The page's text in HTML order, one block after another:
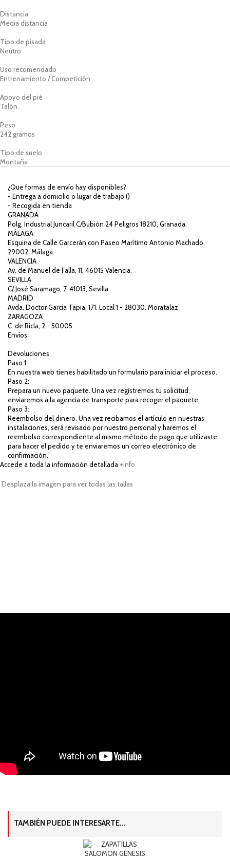
Distancia
Media distancia
Tipo de pisada
Neutro
Uso recomendado
Entrenamiento / Competición
Apoyo del pié
Talón
Peso
242 gramos
Tipo de suelo
Montaña
¿Que formas de envío hay disponibles?
- Entrega a domicilio o lugar de trabajo ()
- Recogida en tienda
GRANADA
Polg. Industrial Juncaril C/Bubión 24 Peligros 18210, Granada.
MÁLAGA
Esquina de Calle Garcerán con Paseo Marítimo Antonio Machado,
29002, Málaga.
VALENCIA
Av. de Manuel de Falla, 11, 46015 Valencia.
SEVILLA
C/ José Saramago, 7, 41013, Sevilla.
MADRID
Avda. Doctor García Tapia, 171. Local 1 - 28030. Moratalaz
ZARAGOZA
C. de Ricla, 2 - 50005
Envíos
Devoluciones
Paso 1:
En nuestra web tienes habilitado un formulario para iniciar el proceso.
Paso 2:
Prepara un nuevo paquete. Una vez registremos tu solicitud,
enviaremos a la agencia de transporte para recoger el paquete.
Paso 3:
Reembolso del dinero. Una vez recibamos el artículo en nuestras
instalaciones, será revisado por nuestro personal y haremos el
reembolso correspondiente al mismo método de pago que utilizaste
para hacer el pedido y te enviaremos un correo electrónico de
confirmación.
Accede a toda la información detallada +info
Desplaza la imagen para ver todas las tallas
TAMBIÉN PUEDE INTERESARTE...